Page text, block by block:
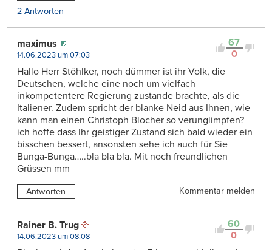
2 Antworten
67
0
maximus
14.06.2023 um 07:03
Hallo Herr Stöhlker, noch dümmer ist ihr Volk, die
Deutschen, welche eine noch um vielfach
inkompetentere Regierung zustande brachte, als die
Italiener. Zudem spricht der blanke Neid aus Ihnen, wie
kann man einen Christoph Blocher so verunglimpfen?
ich hoffe dass Ihr geistiger Zustand sich bald wieder ein
bisschen bessert, ansonsten sehe ich auch für Sie
Bunga-Bunga…..bla bla bla. Mit noch freundlichen
Grüssen mm
Antworten Kommentar melden
60
0
Rainer B. Trug
14.06.2023 um 08:08